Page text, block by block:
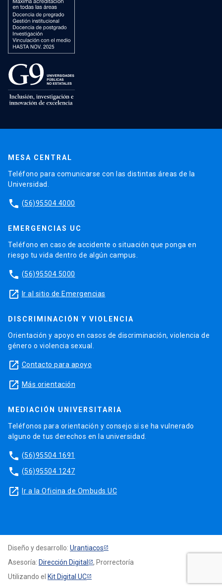
MESA CENTRAL
Teléfono para comunicarse con las distintas áreas de la
Universidad.
phone (56)95504 4000
EMERGENCIAS UC
Teléfono en caso de accidente o situación que ponga en
riesgo tu vida dentro de algún campus.
phone (56)95504 5000
launch Ir al sitio de Emergencias
DISCRIMINACIÓN Y VIOLENCIA
Orientación y apoyo en casos de discriminación, violencia de
género o violencia sexual.
launch Contacto para apoyo
launch Más orientación
MEDIACIÓN UNIVERSITARIA
Teléfonos para orientación y consejo si se ha vulnerado
alguno de tus derechos en la universidad.
phone (56)95504 1691
phone (56)95504 1247
launch Ir a la Oficina de Ombuds UC
Diseño y desarrollo: Urantiacos
Asesoría: Dirección Digital
, Prorrectoría
Utilizando el Kit Digital UC